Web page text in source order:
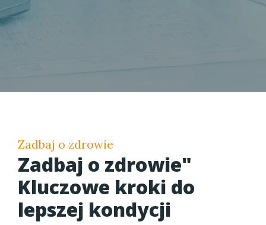
Zadbaj o zdrowie
Zadbaj o zdrowie"
Kluczowe kroki do
lepszej kondycji